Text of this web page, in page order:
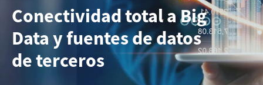
Conectividad total a Big
Data y fuentes de datos
de terceros